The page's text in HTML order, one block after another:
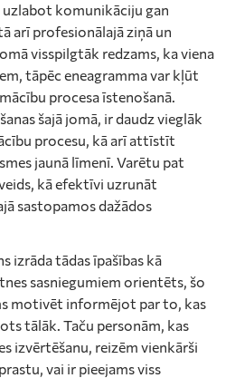
uzlabot komunikāciju gan
arī profesionālajā ziņā un
visspilgtāk redzams, ka viena
tāpēc eneagramma var kļūt
procesa īstenošanā.
šajā jomā, ir daudz vieglāk
procesu, kā arī attīstīt
jaunā līmenī. Varētu pat
kā efektīvi uzrunāt
sastopamos dažādos
izrāda tādas īpašības kā
sasniegumiem orientēts, šo
motivēt informējot par to, kas
tālāk. Taču personām, kas
izvērtēšanu, reizēm vienkārši
vai ir pieejams viss